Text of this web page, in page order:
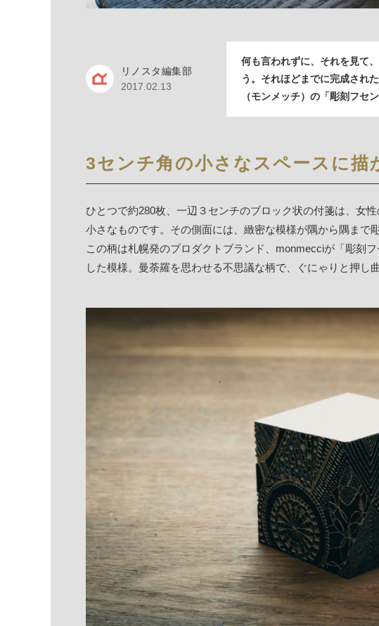
リノスタ編集部
2017.02.13
何も言われずに、それを見て
う。それほどまでに完成され
（モンメッチ）の「彫刻フセ
3センチ角の小さなスペースに描
ひとつで約280枚、一辺３センチのブロック状の付箋は、女
小さなものです。その側面には、緻密な模様が隅から隅まで
この柄は札幌発のプロダクトブランド、monmecciが「彫刻
した模様。曼荼羅を思わせる不思議な柄で、ぐにゃりと押し